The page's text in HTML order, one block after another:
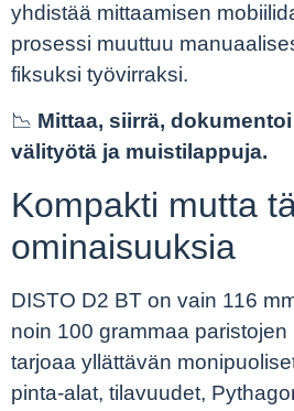
yhdistää mittaamisen
prosessi muuttuu
fiksuksi työvirraksi.
📉 Mittaa, siirrä,
välityötä ja muistilappuja.
Kompakti mutta
ominaisuuksia
DISTO D2 BT on vain 116
noin 100 grammaa paristojen
tarjoaa yllättävän
pinta-alat, tilavuudet,